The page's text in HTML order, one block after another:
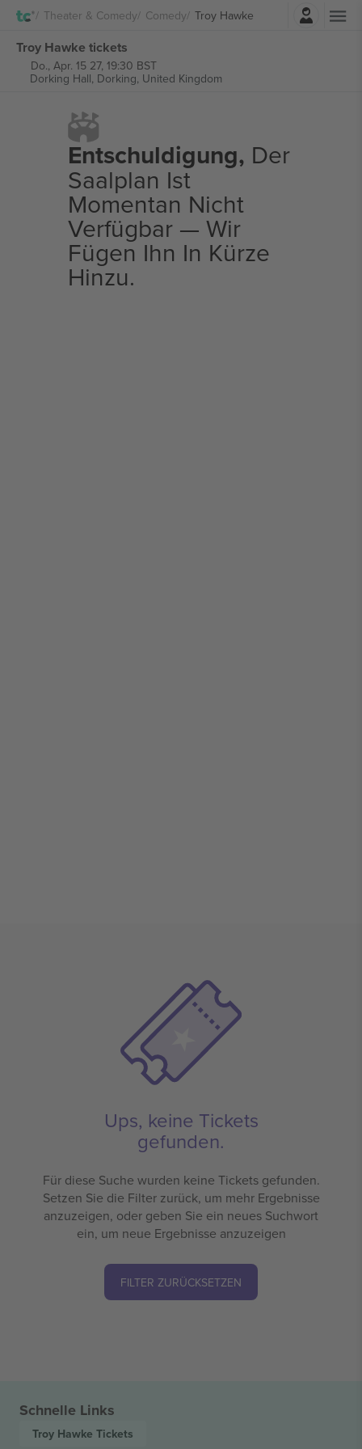
Theater & Comedy Comedy Troy Hawke
Einloggen
Troy Hawke tickets
Do., Apr. 15 27, 19:30 BST
Dorking Hall, Dorking, United Kingdom
Entschuldigung, Der
Saalplan Ist
Momentan Nicht
Verfügbar — Wir
Fügen Ihn In Kürze
Hinzu.
Ups, keine Tickets
gefunden.
Für diese Suche wurden keine Tickets gefunden.
Setzen Sie die Filter zurück, um mehr Ergebnisse
anzuzeigen, oder geben Sie ein neues Suchwort
ein, um neue Ergebnisse anzuzeigen
FILTER ZURÜCKSETZEN
Schnelle Links
Troy Hawke Tickets